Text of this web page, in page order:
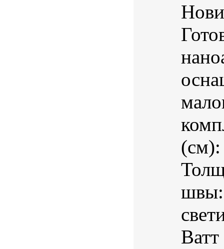
швы: